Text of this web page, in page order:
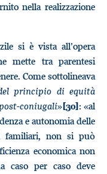
nella realizzazione
si è vista all’opera
mette tra parentesi
Come sottolineava
principio di equità
coniugali»[30]: «al
e autonomia delle
familiari, non si può
economica non
caso per caso deve